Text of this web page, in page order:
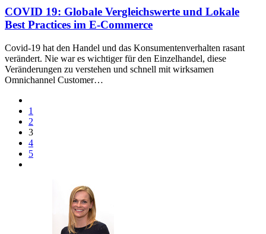
COVID 19: Globale Vergleichswerte und Lokale
Best Practices im E-Commerce
Covid-19 hat den Handel und das Konsumentenverhalten rasant
verändert. Nie war es wichtiger für den Einzelhandel, diese
Veränderungen zu verstehen und schnell mit wirksamen
Omnichannel Customer…
1
2
3
4
5